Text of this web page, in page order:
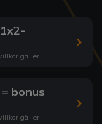
gäller
bonus
gäller